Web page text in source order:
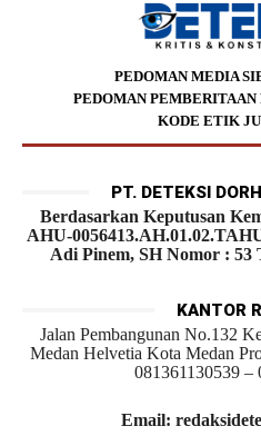
PEDOMAN MEDIA
PEDOMAN PEMBERITAAN
KODE ETIK
PT. DETEKSI
Berdasarkan Keputusan
AHU-
Adi Pinem, SH Nomor : 53
KANTOR
Jalan Pembangunan No.132
Medan Helvetia Kota Medan
081361130539 –
Email: